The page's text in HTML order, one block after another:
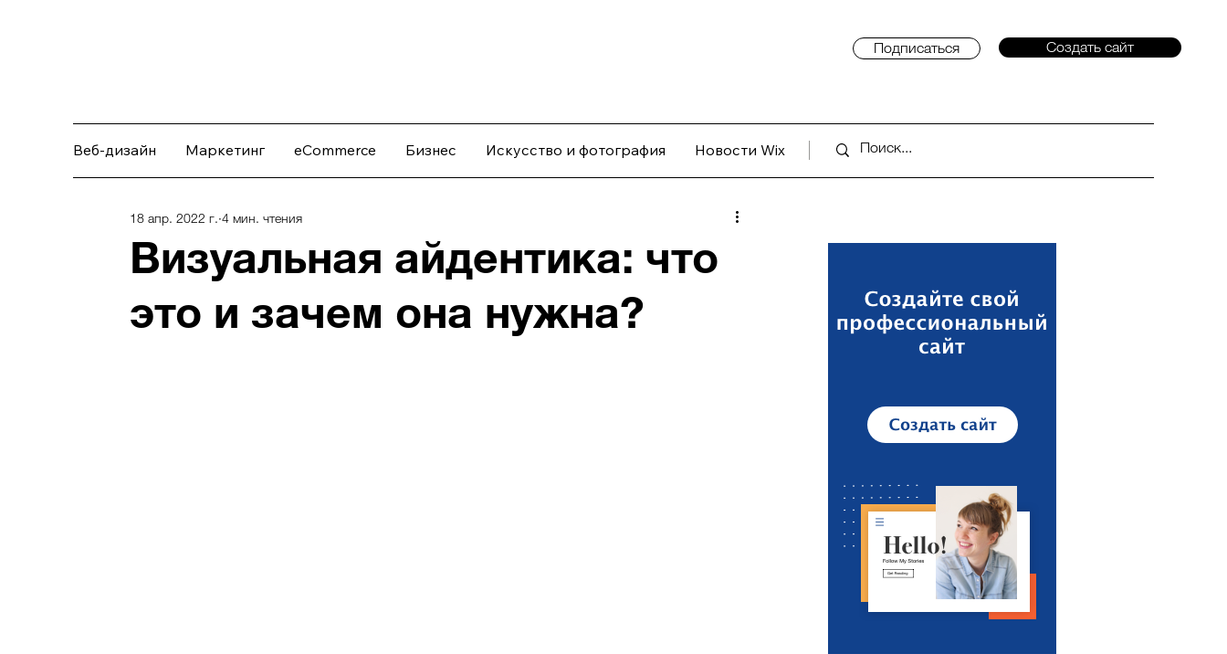
Подписаться Создать сайт
Веб-дизайн Маркетинг eCommerce Бизнес Искусство и фотография Новости Wix
Визуальная айдентика: что
это и зачем она нужна?
18 апр. 2022 г. 4 мин. чтения